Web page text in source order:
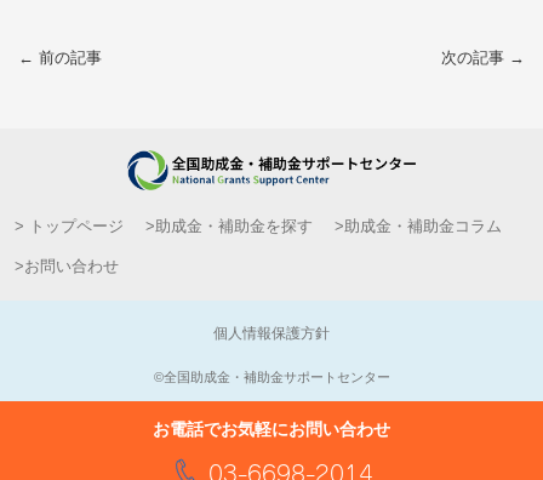
← 前の記事 次の記事 →
お電話でお気軽にお問い合わせ
03-6698-2014
> トップページ >助成金・補助金を探す >助成金・補助金コラム
>お問い合わせ
個人情報保護方針
©︎全国助成金・補助金サポートセンター